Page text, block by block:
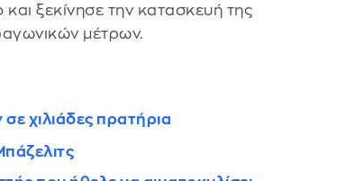
ξεκίνησε την κατασκευή της
μέτρων.
χιλιάδες πρατήρια